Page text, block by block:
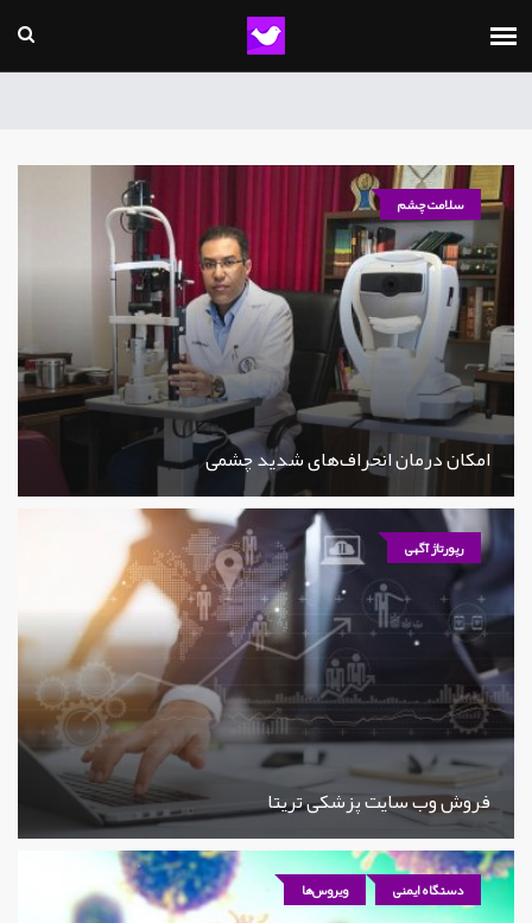
سلامت چشم
امکان درمان انحراف‌های شدید چشمی
رپورتاژ آگهی
فروش وب سایت پزشکی تریتا
دستگاه ایمنی ویروس‌ها